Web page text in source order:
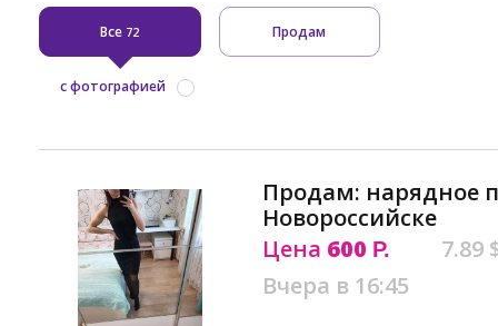
Все 72 Продам
с фотографией
Продам: нарядное
Новороссийске
Цена 600 Р.
7.89
Вчера в 16:45